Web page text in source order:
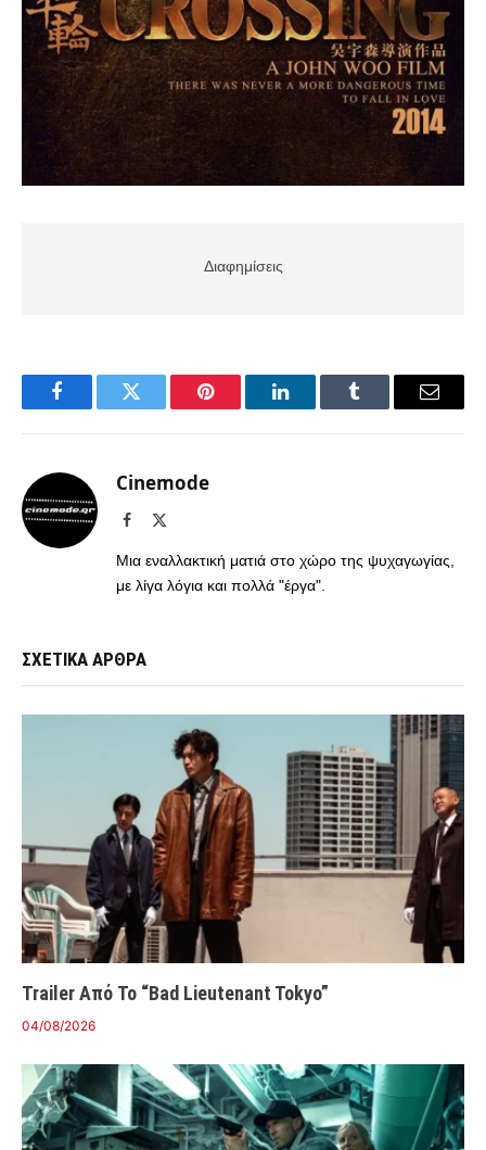
Διαφημίσεις
FacebookTwitter Pinterest LinkedInTumblr Email
Cinemode
Facebook
Μια εναλλακτική ματιά στο χώρο της ψυχαγωγίας,
με λίγα λόγια και πολλά "έργα".
ΣΧΕΤΙΚΑ ΑΡΘΡΑ
Trailer Από Το “Bad Lieutenant Tokyo”
04/08/2026